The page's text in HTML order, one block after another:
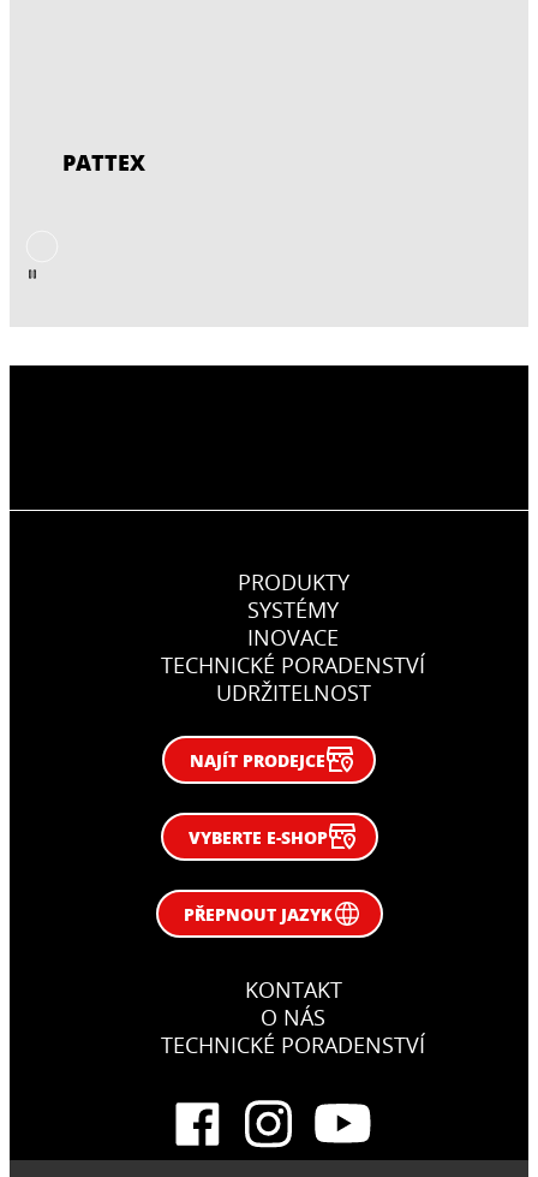
PATTEX
PRODUKTY
SYSTÉMY
INOVACE
TECHNICKÉ PORADENSTVÍ
UDRŽITELNOST
NAJÍT PRODEJCE
VYBERTE E-SHOP
PŘEPNOUT JAZYK
KONTAKT
O NÁS
TECHNICKÉ PORADENSTVÍ